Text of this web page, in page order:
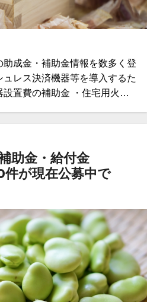
成金・補助金情報を数多く登
レス決済機器等を導入するた
設置費の補助金 ・住宅用火…
助金・給付金
が現在公募中で